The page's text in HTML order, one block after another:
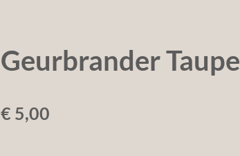
Geurbrander Taupe
€ 5,00